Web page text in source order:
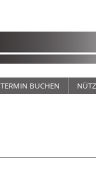
TERMIN BUCHEN